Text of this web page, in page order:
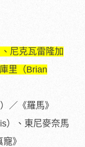
尼克瓦雷隆加
里（Brian
／《羅馬》
）、東尼麥奈馬
》